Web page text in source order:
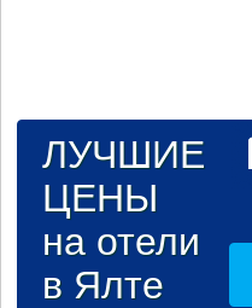
ЛУЧШИЕ
ЦЕНЫ
на отели
в Ялте